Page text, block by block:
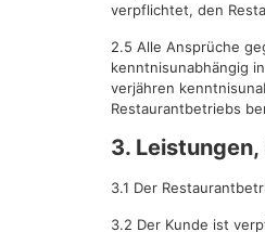
verpflichtet, den
2.5 Alle Ansprüche
kenntnisunabhängig
verjähren
Restaurantbetriebs
3.
3.1 Der
3.2 Der Kunde ist